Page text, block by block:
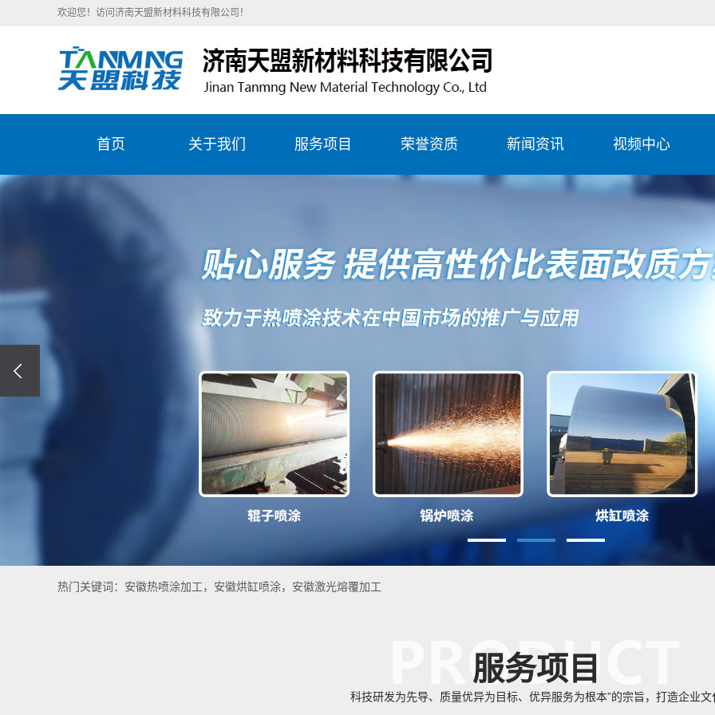
欢迎您！访问济南天盟新材料科技有限公司！
首页 关于我们
精彩天盟
服务项目
目
石化行业服务项
目
钢铁冶金服务项
目
金属表面强化项
目
机械磨损再制造
荣誉资质 新闻资讯
公司新闻
常见问题
视频中心
热门关键词： 安徽热喷涂加工 安徽烘缸喷涂 安徽激光熔覆加工
服务项目
科技研发为先导、质量优异为目标、优异服务为根本”的宗旨，打造企业文